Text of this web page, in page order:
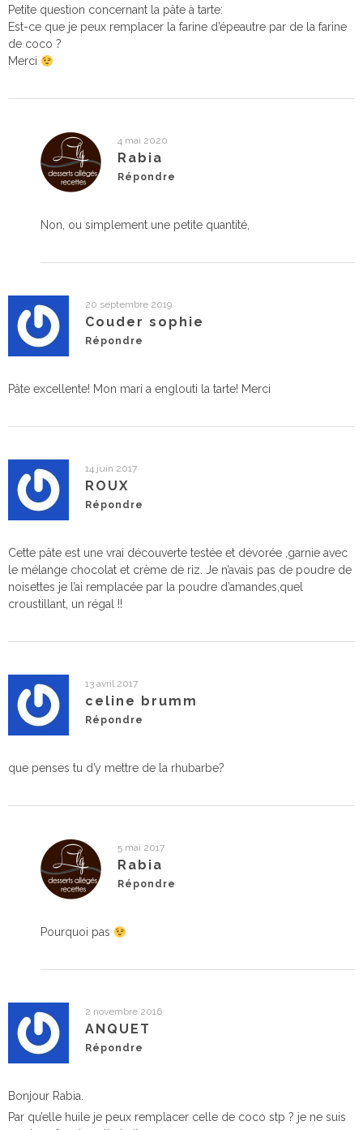
Petite question concernant la pâte à tarte:
Est-ce que je peux remplacer la farine d’épeautre par de la farine
de coco ?
Merci
4 mai 2020
Rabia
Répondre
Non, ou simplement une petite quantité,
20 septembre 2019
Couder sophie
Répondre
Pâte excellente! Mon mari a englouti la tarte! Merci
14 juin 2017
ROUX
Répondre
Cette pâte est une vrai découverte testée et dévorée ,garnie avec
le mélange chocolat et crème de riz. Je n’avais pas de poudre de
noisettes je l’ai remplacée par la poudre d’amandes,quel
croustillant, un régal !!
13 avril 2017
celine brumm
Répondre
que penses tu d’y mettre de la rhubarbe?
5 mai 2017
Rabia
Répondre
Pourquoi pas
2 novembre 2016
ANQUET
Répondre
Bonjour Rabia.
Par qu’elle huile je peux remplacer celle de coco stp ? je ne suis